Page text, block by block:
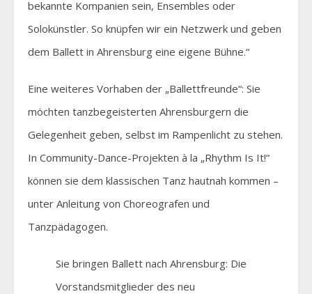
bekannte Kompanien sein, Ensembles oder
Solokünstler. So knüpfen wir ein Netzwerk und geben
dem Ballett in Ahrensburg eine eigene Bühne.“
Eine weiteres Vorhaben der „Ballettfreunde“: Sie
möchten tanzbegeisterten Ahrensburgern die
Gelegenheit geben, selbst im Rampenlicht zu stehen.
In Community-Dance-Projekten à la „Rhythm Is It!“
können sie dem klassischen Tanz hautnah kommen –
unter Anleitung von Choreografen und
Tanzpädagogen.
Sie bringen Ballett nach Ahrensburg: Die
Vorstandsmitglieder des neu